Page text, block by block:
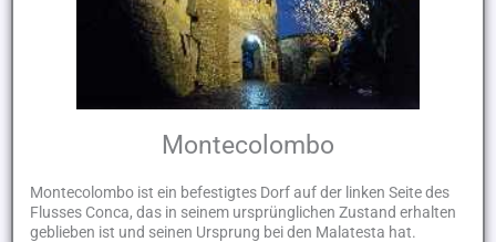
Montecolombo
Montecolombo ist ein befestigtes Dorf auf der linken Seite des
Flusses Conca, das in seinem ursprünglichen Zustand erhalten
geblieben ist und seinen Ursprung bei den Malatesta hat.